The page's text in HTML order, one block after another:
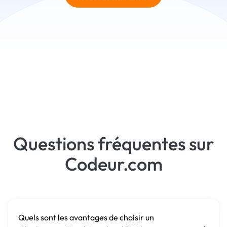
Questions fréquentes sur
Codeur.com
Quels sont les avantages de choisir un